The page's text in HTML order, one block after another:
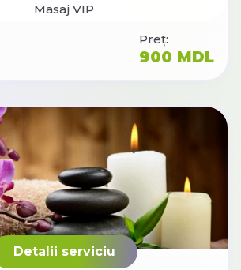
Masaj VIP
Preț:
900 MDL
Detalii serviciu